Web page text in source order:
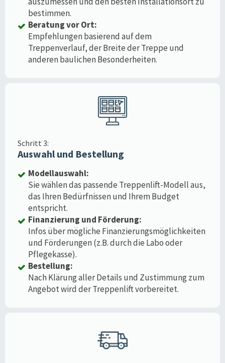
bestimmen.
Beratung vor Ort:
Empfehlungen basierend auf dem
Treppenverlauf, der Breite der Treppe und
anderen baulichen Besonderheiten.
Schritt 3:
Auswahl und Bestellung
Modellauswahl:
Sie wählen das passende Treppenlift-Modell aus,
das Ihren Bedürfnissen und Ihrem Budget
entspricht.
Finanzierung und Förderung:
Infos über mögliche Finanzierungsmöglichkeiten
und Förderungen (z.B. durch die Labo oder
Pflegekasse).
Bestellung:
Nach Klärung aller Details und Zustimmung zum
Angebot wird der Treppenlift vorbereitet.